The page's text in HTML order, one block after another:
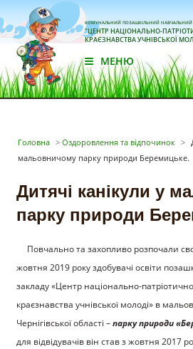
КОМУНАЛЬНИЙ ПОЗАШКІЛЬНИЙ НАВЧАЛЬНИЙ
"ЦЕНТР НАЦІОНАЛЬНО-
КРАЄЗНАВСТВА УЧНІВСЬКОЇ
МЕНЮ
Головна > Оздоровлення та відпочинок >
мальовничому парку природи Беремицьке.
Дитячі канікули у
парку природи
Повчально та захопливо розпочали
жовтня 2019 року здобувачі освіти
закладу «Центр національно-
краєзнавства учнівської молоді» в
Чернігівської області – парку природи
для відвідувачів він став з жовтня 2017